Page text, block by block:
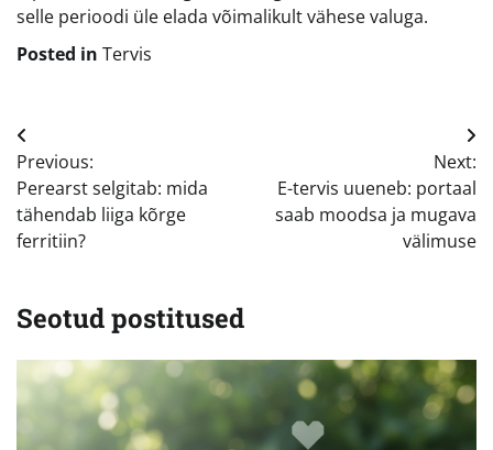
selle perioodi üle elada võimalikult vähese valuga.
Posted in Tervis
Navigeerimine
Previous:
Perearst selgitab: mida
tähendab liiga kõrge
ferritiin?
Next:
E-tervis uueneb: portaal
saab moodsa ja mugava
välimuse
Seotud postitused